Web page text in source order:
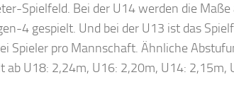
Spielfeld. Bei der U14 werden die
4 gespielt. Und bei der U13 ist das
Spieler pro Mannschaft. Ähnliche
U18: 2,24m, U16: 2,20m, U14: 2,15m,